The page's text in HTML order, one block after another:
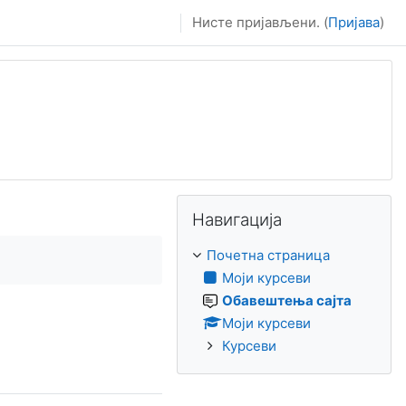
Нисте пријављени. (Пријава)
Навигација
Почетна страница
Моји курсеви
Обавештења сајта
Моји курсеви
Курсеви